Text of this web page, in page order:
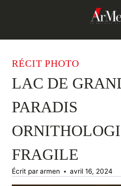
RÉCIT PHOTO
LAC DE
PARADIS
FRAGILE
Écrit pararmen avril 16, 2024